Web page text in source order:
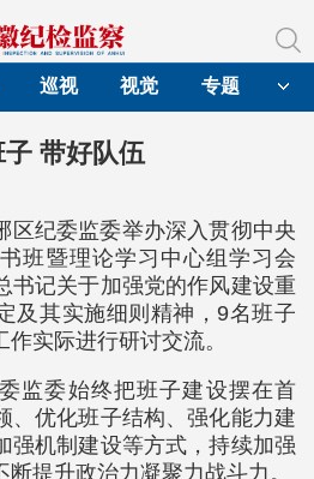
巡视 视觉 专题
带好队伍
区纪委监委举办深入贯彻中央
班暨理论学习中心组学习会
书记关于加强党的作风建设重
及其实施细则精神，9名班子
实际进行研讨交流。
监委始终把班子建设摆在首
、优化班子结构、强化能力建
强机制建设等方式，持续加强
提升政治力凝聚力战斗力。